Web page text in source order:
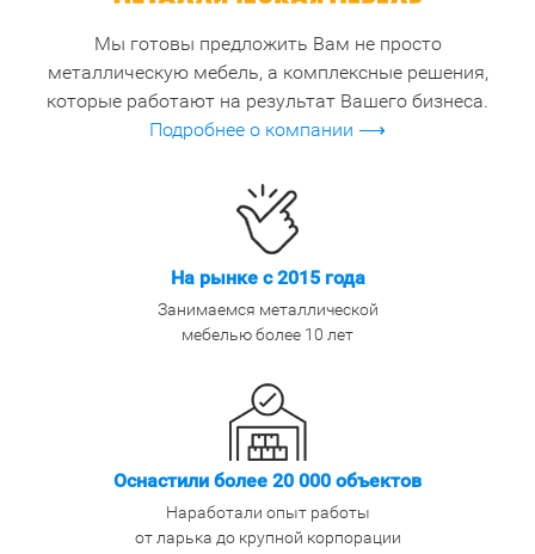
Мы готовы предложить Вам не просто
металлическую мебель, а комплексные решения,
которые работают на результат Вашего бизнеса.
Подробнее о компании ⟶
На рынке с 2015 года
Занимаемся металлической
мебелью более 10 лет
Оснастили более 20 000 объектов
Наработали опыт работы
от ларька до крупной корпорации